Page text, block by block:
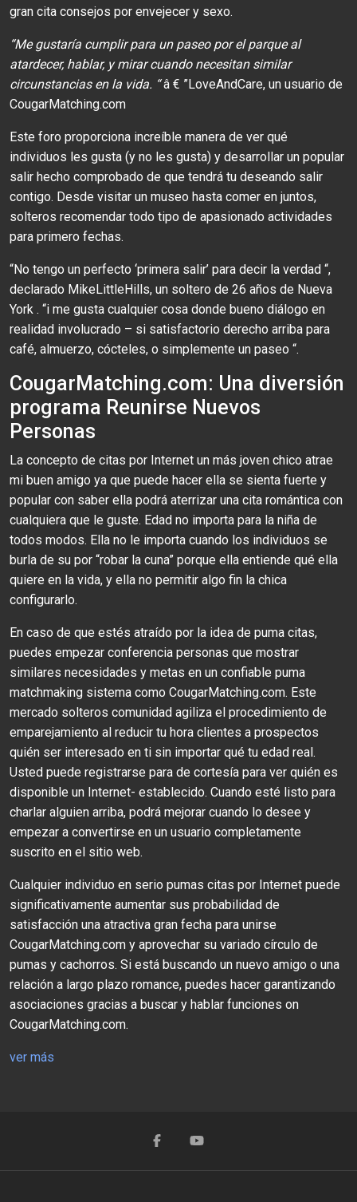
gran cita consejos por envejecer y sexo.
“Me gustaría cumplir para un paseo por el parque al
atardecer, hablar, y mirar cuando necesitan similar
circunstancias en la vida. “â € ”LoveAndCare, un usuario de
CougarMatching.com
Este foro proporciona increíble manera de ver qué
individuos les gusta (y no les gusta) y desarrollar un popular
salir hecho comprobado de que tendrá tu deseando salir
contigo. Desde visitar un museo hasta comer en juntos,
solteros recomendar todo tipo de apasionado actividades
para primero fechas.
“No tengo un perfecto ‘primera salir’ para decir la verdad “,
declarado MikeLittleHills, un soltero de 26 años de Nueva
York . “i me gusta cualquier cosa donde bueno diálogo en
realidad involucrado – si satisfactorio derecho arriba para
café, almuerzo, cócteles, o simplemente un paseo “.
CougarMatching.com: Una diversión
programa Reunirse Nuevos
Personas
La concepto de citas por Internet un más joven chico atrae
mi buen amigo ya que puede hacer ella se sienta fuerte y
popular con saber ella podrá aterrizar una cita romántica con
cualquiera que le guste. Edad no importa para la niña de
todos modos. Ella no le importa cuando los individuos se
burla de su por “robar la cuna” porque ella entiende qué ella
quiere en la vida, y ella no permitir algo fin la chica
configurarlo.
En caso de que estés atraído por la idea de puma citas,
puedes empezar conferencia personas que mostrar
similares necesidades y metas en un confiable puma
matchmaking sistema como CougarMatching.com. Este
mercado solteros comunidad agiliza el procedimiento de
emparejamiento al reducir tu hora clientes a prospectos
quién ser interesado en ti sin importar qué tu edad real.
Usted puede registrarse para de cortesía para ver quién es
disponible un Internet- establecido. Cuando esté listo para
charlar alguien arriba, podrá mejorar cuando lo desee y
empezar a convertirse en un usuario completamente
suscrito en el sitio web.
Cualquier individuo en serio pumas citas por Internet puede
significativamente aumentar sus probabilidad de
satisfacción una atractiva gran fecha para unirse
CougarMatching.com y aprovechar su variado círculo de
pumas y cachorros. Si está buscando un nuevo amigo o una
relación a largo plazo romance, puedes hacer garantizando
asociaciones gracias a buscar y hablar funciones on
CougarMatching.com.
ver más